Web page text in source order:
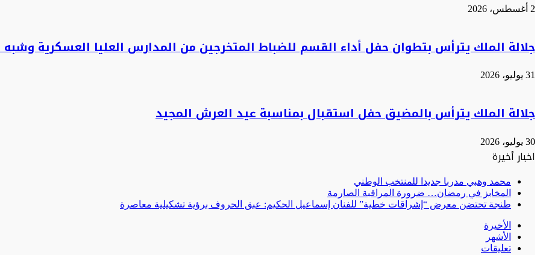
2 أغسطس، 2026
جلالة الملك يترأس بتطوان حفل أداء القسم للضباط المتخرجين من المدارس العليا العسكرية
31 يوليو، 2026
جلالة الملك يترأس بالمضيق حفل استقبال بمناسبة عيد العرش المجيد
30 يوليو، 2026
اخبار أخيرة
محمد وهبي مدربا جديدا للمنتخب الوطني
المخابز في رمضان… ضرورة المراقبة الصارمة
طنجة تحتضن معرض “إشراقات خطية” للفنان إسماعيل الحكيم: عبق الحروف برؤية تشكيلية معاصرة
الأخيرة
الأشهر
تعليقات